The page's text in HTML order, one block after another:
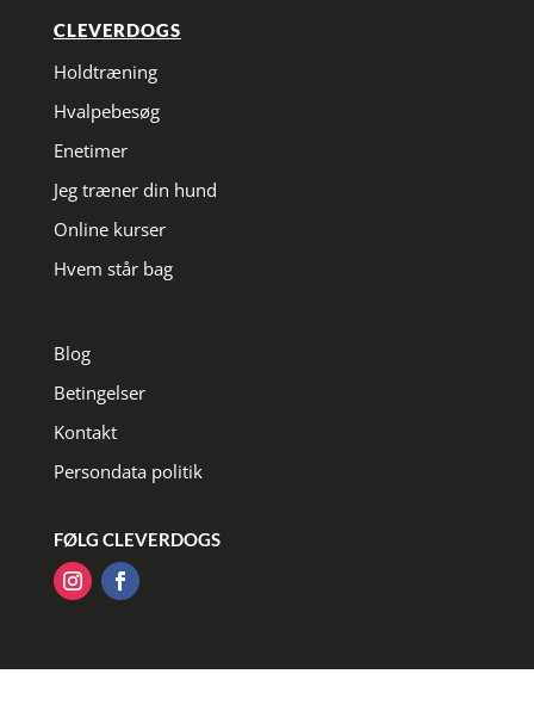
CLEVERDOGS
Holdtræning
Hvalpebesøg
Enetimer
Jeg træner din hund
Online kurser
Hvem står bag
Blog
Betingelser
Kontakt
Persondata politik
FØLG CLEVERDOGS